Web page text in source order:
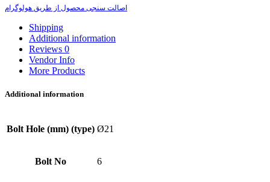
اصالت سنجی محصول از طریق هولوگرام
Shipping
Additional information
Reviews 0
Vendor Info
More Products
Additional information
Bolt Hole (mm) (type) Ø21
Bolt No 6